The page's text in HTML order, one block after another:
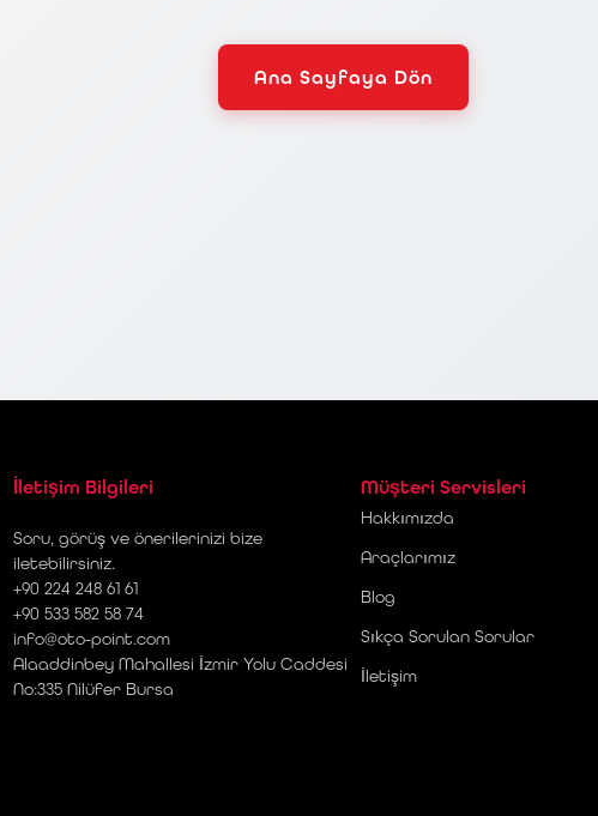
Ana Sayfaya Dön
İletişim Bilgileri
Soru, görüş ve önerilerinizi bize
iletebilirsiniz.
+90 224 248 61 61
+90 533 582 58 74
info@oto-point.com
Alaaddinbey Mahallesi İzmir Yolu Caddesi
No:335 Nilüfer Bursa
Müşteri Servisleri
Hakkımızda
Araçlarımız
Blog
Sıkça Sorulan Sorular
İletişim